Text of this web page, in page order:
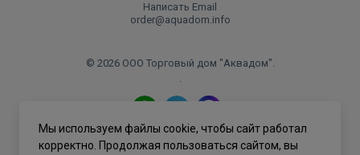
Написать Email
order@aquadom.info
© 2026 ООО Торговый дом "Аквадом".
.
Политика конфиденциальности
Мы используем файлы cookie, чтобы сайт работал
корректно. Продолжая пользоваться сайтом, вы